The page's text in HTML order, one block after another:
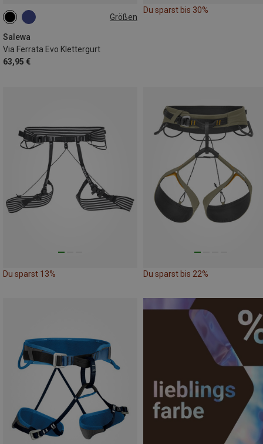
Größen
Salewa
Via Ferrata Evo Klettergurt
63,95 €
M-XXL
Du sparst bis 30%
Du sparst 13% Du sparst bis 22%